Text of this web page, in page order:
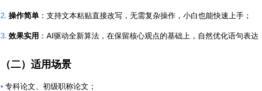
2. 操作简单 ：支持文本粘贴直接改写，无需复杂操作，小白也能快速上手；
3. 效果实用 ： AI驱动全新算法，在保留核心观点的基础上，自然优化语句表
（二）适用场景
• 专科论文、初级职称论文；